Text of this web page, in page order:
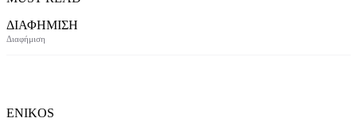
ΔΙΑΦΗΜΙΣΗ
ENIKOS